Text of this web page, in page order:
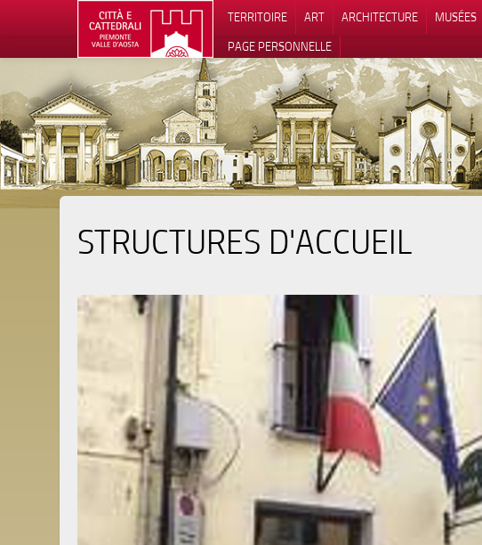
TERRITOIRE ART ARCHITECTURE MUSÉES
PAGE PERSONNELLE
STRUCTURES D'ACCUEIL
Notification lors de la